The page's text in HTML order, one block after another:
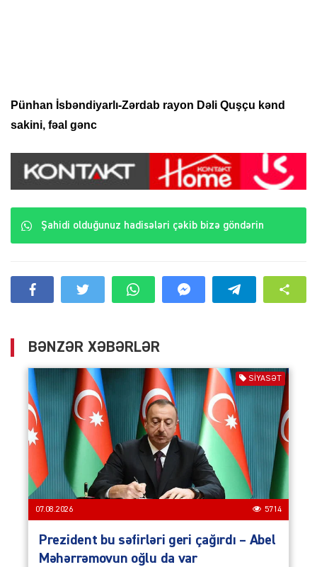
Pünhan İsbəndiyarlı-Zərdab rayon Dəli Quşçu kənd
sakini, fəal gənc
Şahidi olduğunuz hadisələri çəkib bizə göndərin
BƏNZƏR XƏBƏRLƏR
SIYASƏT
07.08.2026 5714
Prezident bu səfirləri geri çağırdı – Abel
Məhərrəmovun oğlu da var